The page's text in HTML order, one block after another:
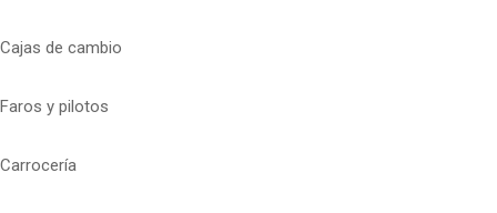
Cajas de cambio
Faros y pilotos
Carrocería